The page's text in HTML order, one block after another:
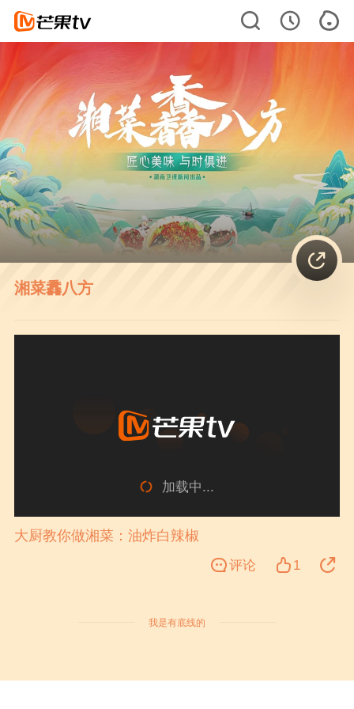
湘菜馫八方
加载中...
大厨教你做湘菜：油炸白辣椒
1
评论
我是有底线的